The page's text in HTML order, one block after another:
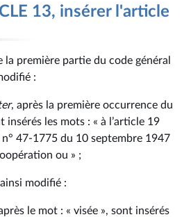
13, insérer l'article
la première partie du code général
:
, après la première occurrence du
insérés les mots : « à l’article 19
47‑1775 du 10 septembre 1947
ou » ;
modifié :
le mot : « visée », sont insérés